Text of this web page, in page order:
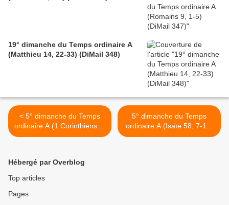
19° dimanche du Temps ordinaire A
(Matthieu 14, 22-33) (DiMail 348)
< 5° dimanche du Temps
ordinaire A (1 Corinthiens 2,
1-5) (DiMail 500)
5° dimanche du Temps
ordinaire A (Isaïe 58, 7-10)
(DiMail 153) >
Hébergé par Overblog
Top articles
Pages